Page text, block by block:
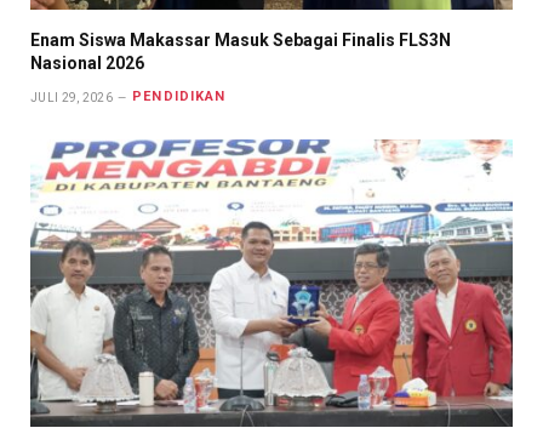
Enam Siswa Makassar Masuk Sebagai Finalis FLS3N
Nasional 2026
JULI 29, 2026 PENDIDIKAN